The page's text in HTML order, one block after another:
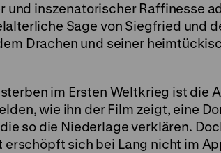
inszenatorischer Raffinesse
Sage von Siegfried und
Drachen und seiner
im Ersten Weltkrieg ist die
wie ihn der Film zeigt, eine
so die Niederlage verklären.
erschöpft sich bei Lang nicht im